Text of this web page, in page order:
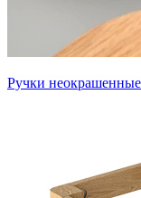
Ручки неокрашенные